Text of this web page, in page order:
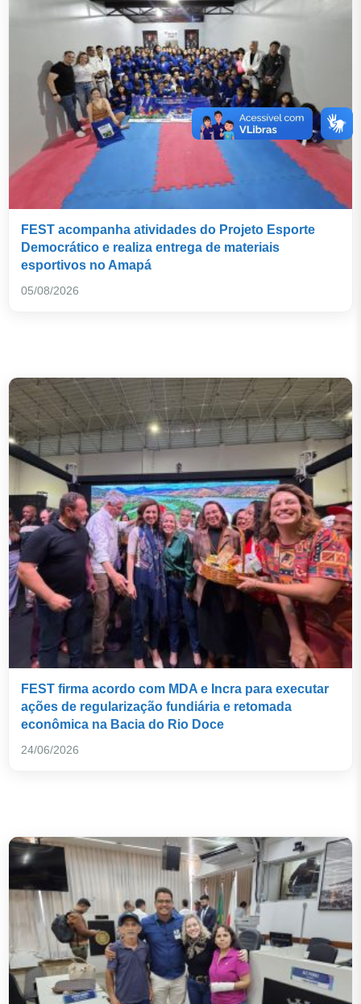
FEST acompanha atividades do Projeto Esporte
Democrático e realiza entrega de materiais
esportivos no Amapá
05/08/2026
FEST firma acordo com MDA e Incra para executar
ações de regularização fundiária e retomada
econômica na Bacia do Rio Doce
24/06/2026